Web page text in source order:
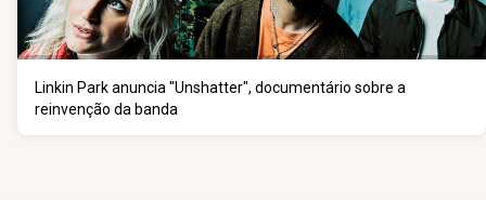
Linkin Park anuncia "Unshatter", documentário sobre a
reinvenção da banda